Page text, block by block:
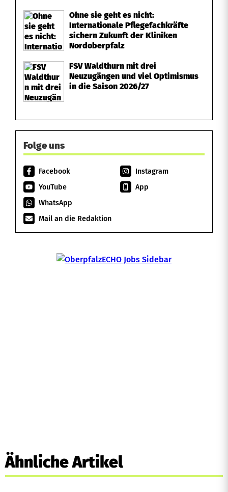
Ohne sie geht es nicht:
Internationale Pflegefachkräfte
sichern Zukunft der Kliniken
Nordoberpfalz
FSV Waldthurn mit drei
Neuzugängen und viel Optimismus
in die Saison 2026/27
Folge uns
Facebook
Instagram
YouTube
App
WhatsApp
Mail an die Redaktion
Ähnliche Artikel